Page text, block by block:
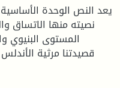
يعد النص الوحدة
نصيته منها الاتساق
المستوى البنيوي
قصيدتنا مرثية